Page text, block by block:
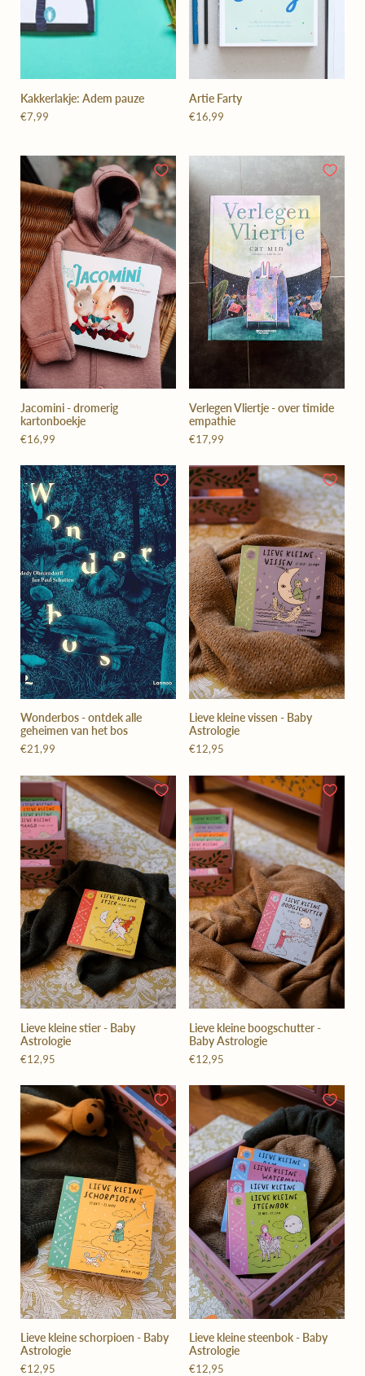
Kakkerlakje: Adem pauze
€7,99
Artie Farty
€16,99
Jacomini - dromerig
kartonboekje
€16,99
Verlegen Vliertje - over timide
empathie
€17,99
Wonderbos - ontdek alle
geheimen van het bos
€21,99
Lieve kleine vissen - Baby
Astrologie
€12,95
Lieve kleine stier - Baby
Astrologie
€12,95
Lieve kleine boogschutter -
Baby Astrologie
€12,95
Lieve kleine schorpioen - Baby
Astrologie
€12,95
Lieve kleine steenbok - Baby
Astrologie
€12,95